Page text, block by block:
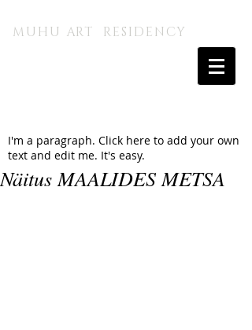
MUHU ART RESIDENCY
I'm a paragraph. Click here to add your own
text and edit me. It's easy.
Näitus MAALIDES METSA